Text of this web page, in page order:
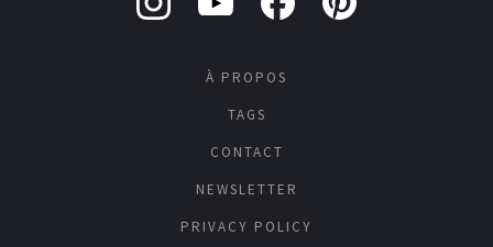
À PROPOS
TAGS
CONTACT
NEWSLETTER
PRIVACY POLICY